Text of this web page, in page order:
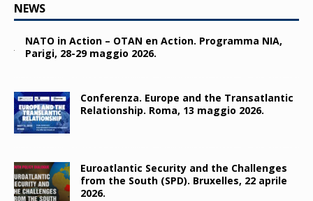
NEWS
NATO in Action – OTAN en Action. Programma NIA,
Parigi, 28-29 maggio 2026.
Conferenza. Europe and the Transatlantic
Relationship. Roma, 13 maggio 2026.
Euroatlantic Security and the Challenges
from the South (SPD). Bruxelles, 22 aprile
2026.